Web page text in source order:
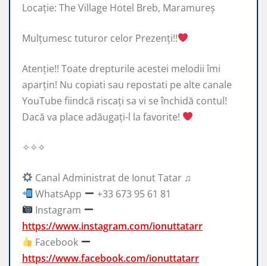
Locație: The Village Hotel Breb, Maramureș
Mulțumesc tuturor celor Prezenți!!
Atenție!! Toate drepturile acestei melodii îmi
aparțin! Nu copiati sau repostati pe alte canale
YouTube fiindcă riscați sa vi se închidă contul!
Dacă va place adăugați-l la favorite!
✧✧✧
Canal Administrat de Ionut Tatar ♫
WhatsApp
+33 673 95 61 81
Instagram
https://www.instagram.com/ionuttatarr
Facebook
https://www.facebook.com/ionuttatarr